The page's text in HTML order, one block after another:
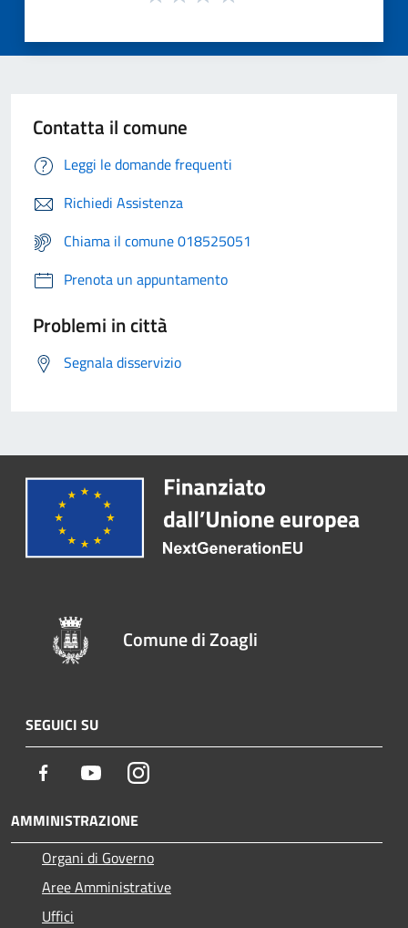
Contatta il comune
Leggi le domande frequenti
Richiedi Assistenza
Chiama il comune 018525051
Prenota un appuntamento
Problemi in città
Segnala disservizio
Comune di Zoagli
SEGUICI SU
Facebook YoutubeInstagram
AMMINISTRAZIONE
Organi di Governo
Aree Amministrative
Uffici